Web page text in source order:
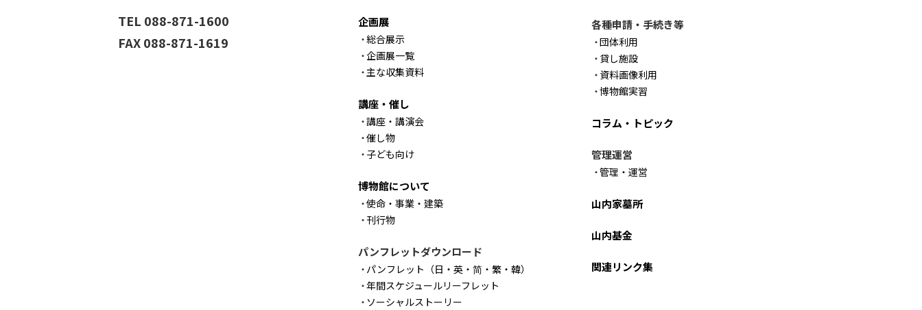
TEL 088-871-1600
FAX 088-871-1619
企画展
総合展示
企画展一覧
主な収集資料
講座・催し
講座・講演会
催し物
子ども向け
博物館について
使命・事業・建築
刊行物
パンフレットダウンロード
パンフレット（日・英・简・繁・韓）
年間スケジュールリーフレット
ソーシャルストーリー
各種申請・手続き等
団体利用
貸し施設
資料画像利用
博物館実習
コラム・トピック
管理運営
管理・運営
山内家墓所
山内基金
関連リンク集